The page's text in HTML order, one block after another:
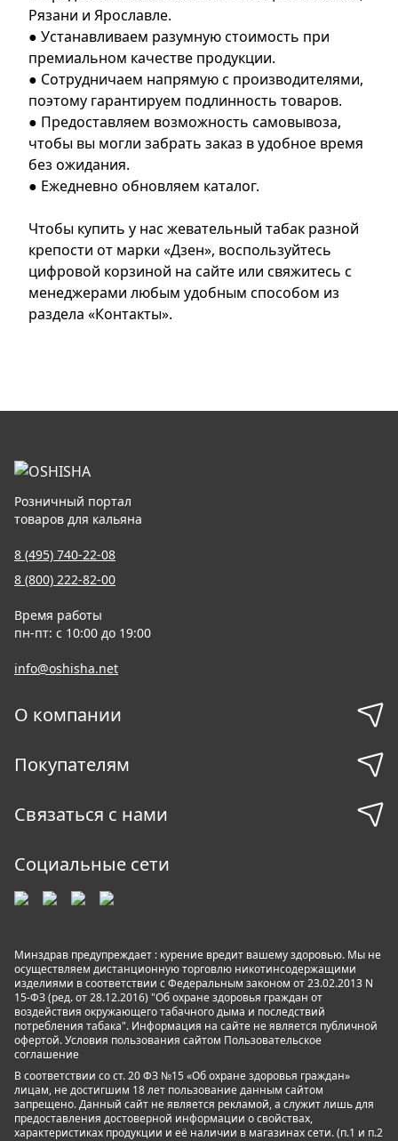
Рязани и Ярославле.
● Устанавливаем разумную стоимость при
премиальном качестве продукции.
● Сотрудничаем напрямую с производителями,
поэтому гарантируем подлинность товаров.
● Предоставляем возможность самовывоза,
чтобы вы могли забрать заказ в удобное время
без ожидания.
● Ежедневно обновляем каталог.
Чтобы купить у нас жевательный табак разной
крепости от марки «Дзен», воспользуйтесь
цифровой корзиной на сайте или свяжитесь с
менеджерами любым удобным способом из
раздела «Контакты».
Розничный портал
товаров для кальяна
8 (495) 740-22-08
8 (800) 222-82-00
Время работы
пн-пт: с 10:00 до 19:00
info@oshisha.net
О компании
Покупателям
Связаться с нами
Социальные сети
Минздрав предупреждает : курение вредит вашему здоровью. Мы не
осуществляем дистанционную торговлю никотинсодержащими
изделиями в соответствии с Федеральным законом от 23.02.2013 N
15-ФЗ (ред. от 28.12.2016) "Об охране здоровья граждан от
воздействия окружающего табачного дыма и последствий
потребления табака". Информация на сайте не является публичной
офертой. Условия пользования сайтом Пользовательское
соглашение
В соответствии со ст. 20 ФЗ №15 «Об охране здоровья граждан»
лицам, не достигшим 18 лет пользование данным сайтом
запрещено. Данный сайт не является рекламой, а служит лишь для
предоставления достоверной информации о свойствах,
характеристиках продукции и её наличии в магазинах сети. (п.1 и п.2